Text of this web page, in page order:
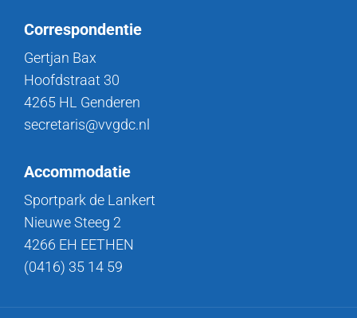
Correspondentie
Gertjan Bax
Hoofdstraat 30
4265 HL Genderen
secretaris@vvgdc.nl
Accommodatie
Sportpark de Lankert
Nieuwe Steeg 2
4266 EH EETHEN
(0416) 35 14 59